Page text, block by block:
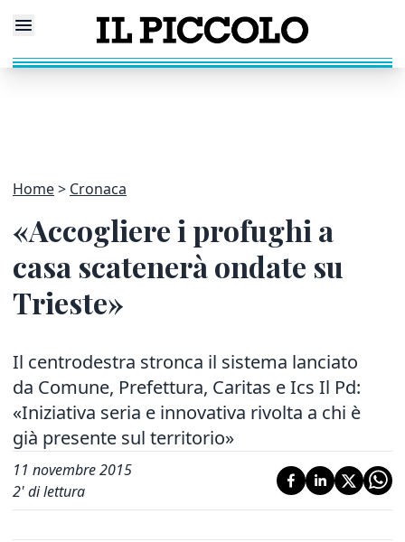
Home Cronaca
«Accogliere i profughi a
casa scatenerà ondate su
Trieste»
Il centrodestra stronca il sistema lanciato
da Comune, Prefettura, Caritas e Ics Il Pd:
«Iniziativa seria e innovativa rivolta a chi è
già presente sul territorio»
11 novembre 2015
2' di lettura